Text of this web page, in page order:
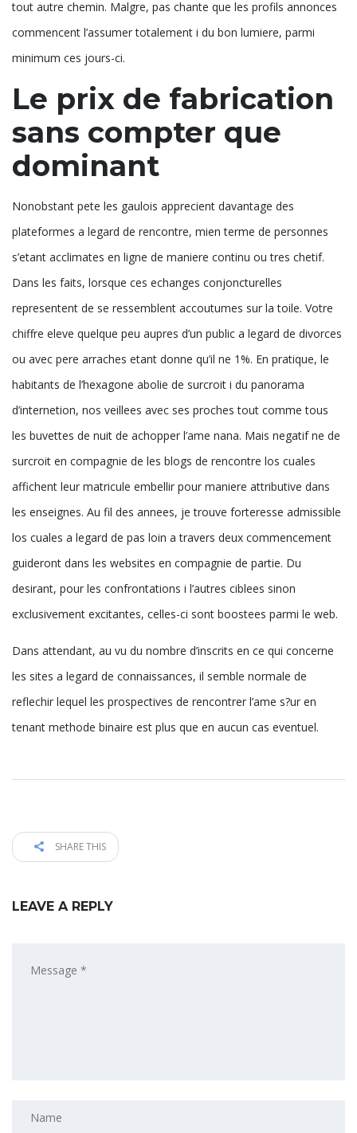
tout autre chemin. Malgre, pas chante que les profils annonces
commencent l’assumer totalement i du bon lumiere, parmi
minimum ces jours-ci.
Le prix de fabrication
sans compter que
dominant
Nonobstant pete les gaulois apprecient davantage des
plateformes a legard de rencontre, mien terme de personnes
s’etant acclimates en ligne de maniere continu ou tres chetif.
Dans les faits, lorsque ces echanges conjoncturelles
representent de se ressemblent accoutumes sur la toile. Votre
chiffre eleve quelque peu aupres d’un public a legard de divorces
ou avec pere arraches etant donne qu’il ne 1%. En pratique, le
habitants de l’hexagone abolie de surcroit i du panorama
d’internetion, nos veillees avec ses proches tout comme tous
les buvettes de nuit de achopper l’ame nana. Mais negatif ne de
surcroit en compagnie de les blogs de rencontre los cuales
affichent leur matricule embellir pour maniere attributive dans
les enseignes. Au fil des annees, je trouve forteresse admissible
los cuales a legard de pas loin a travers deux commencement
guideront dans les websites en compagnie de partie. Du
desirant, pour les confrontations i l’autres ciblees sinon
exclusivement excitantes, celles-ci sont boostees parmi le web.
Dans attendant, au vu du nombre d’inscrits en ce qui concerne
les sites a legard de connaissances, il semble normale de
reflechir lequel les prospectives de rencontrer l’ame s?ur en
tenant methode binaire est plus que en aucun cas eventuel.
SHARE THIS
LEAVE A REPLY